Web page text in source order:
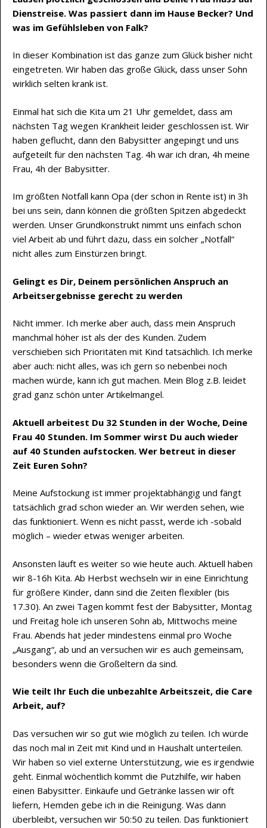
Dienstreise. Was passiert dann im Hause Becker? Und
was im Gefühlsleben von Falk?
In dieser Kombination ist das ganze zum Glück bisher nicht
eingetreten. Wir haben das große Glück, dass unser Sohn
wirklich selten krank ist.
Einmal hat sich die Kita um 21 Uhr gemeldet, dass am
nächsten Tag wegen Krankheit leider geschlossen ist. Wir
haben geflucht, dann den Babysitter angepingt und uns
aufgeteilt für den nächsten Tag. 4h war ich dran, 4h meine
Frau, 4h der Babysitter.
Im größten Notfall kann Opa (der schon in Rente ist) in 3h
bei uns sein, dann können die größten Spitzen abgedeckt
werden. Unser Grundkonstrukt nimmt uns einfach schon
viel Arbeit ab und führt dazu, dass ein solcher „Notfall“
nicht alles zum Einstürzen bringt.
Gelingt es Dir, Deinem persönlichen Anspruch an
Arbeitsergebnisse gerecht zu werden
Nicht immer. Ich merke aber auch, dass mein Anspruch
manchmal höher ist als der des Kunden. Zudem
verschieben sich Prioritäten mit Kind tatsächlich. Ich merke
aber auch: nicht alles, was ich gern so nebenbei noch
machen würde, kann ich gut machen. Mein Blog z.B. leidet
grad ganz schön unter Artikelmangel.
Aktuell arbeitest Du 32 Stunden in der Woche, Deine
Frau 40 Stunden. Im Sommer wirst Du auch wieder
auf 40 Stunden aufstocken. Wer betreut in dieser
Zeit Euren Sohn?
Meine Aufstockung ist immer projektabhängig und fängt
tatsächlich grad schon wieder an. Wir werden sehen, wie
das funktioniert. Wenn es nicht passt, werde ich -sobald
möglich – wieder etwas weniger arbeiten.
Ansonsten läuft es weiter so wie heute auch. Aktuell haben
wir 8-16h Kita. Ab Herbst wechseln wir in eine Einrichtung
für größere Kinder, dann sind die Zeiten flexibler (bis
17.30). An zwei Tagen kommt fest der Babysitter, Montag
und Freitag hole ich unseren Sohn ab, Mittwochs meine
Frau. Abends hat jeder mindestens einmal pro Woche
„Ausgang“, ab und an versuchen wir es auch gemeinsam,
besonders wenn die Großeltern da sind.
Wie teilt Ihr Euch die unbezahlte Arbeitszeit, die Care
Arbeit, auf?
Das versuchen wir so gut wie möglich zu teilen. Ich würde
das noch mal in Zeit mit Kind und in Haushalt unterteilen.
Wir haben so viel externe Unterstützung, wie es irgendwie
geht. Einmal wöchentlich kommt die Putzhilfe, wir haben
einen Babysitter. Einkäufe und Getränke lassen wir oft
liefern, Hemden gebe ich in die Reinigung. Was dann
überbleibt, versuchen wir 50:50 zu teilen. Das funktioniert